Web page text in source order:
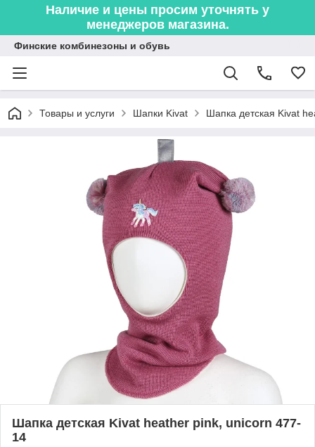
Наличие и цены просим уточнять у
менеджеров магазина.
Финские комбинезоны и обувь
Товары и услуги Шапки Kivat Шапка детская Kivat
Шапка детская Kivat heather pink, unicorn 477-
14